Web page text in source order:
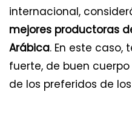
internacional,
mejores productoras
Arábica. En este caso,
fuerte, de buen
de los preferidos de